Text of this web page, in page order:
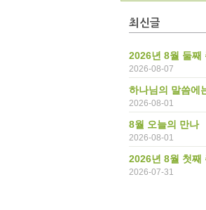
최신글
2026년 8월 둘째
2026-08-07
하나님의 말씀에
2026-08-01
8월 오늘의 만나
2026-08-01
2026년 8월 첫째
2026-07-31